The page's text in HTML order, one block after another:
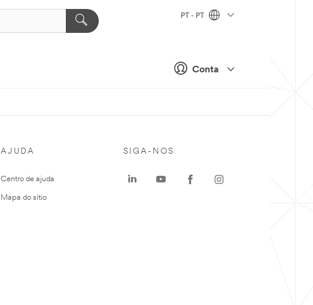
Conta
PT - PT
AJUDA
Centro de ajuda
Mapa do sitio
SIGA-NOS